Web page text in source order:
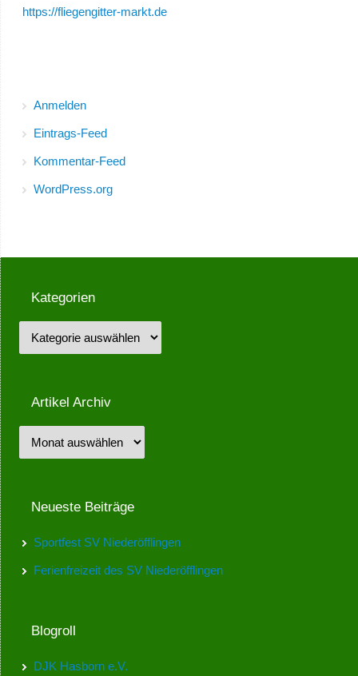
https://fliegengitter-markt.de
Anmelden
Eintrags-Feed
Kommentar-Feed
WordPress.org
Kategorien
Artikel Archiv
Neueste Beiträge
Sportfest SV Niederöfflingen
Ferienfreizeit des SV Niederöfflingen
Blogroll
DJK Hasborn e.V.